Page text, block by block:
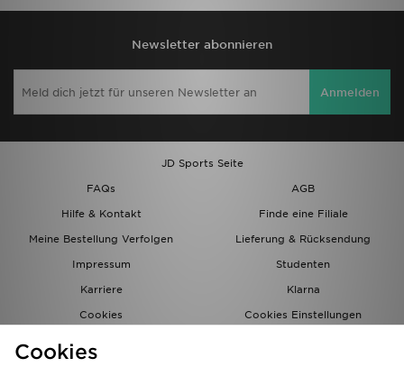
Newsletter abonnieren
Anmelden
JD Sports Seite
FAQs
AGB
Hilfe & Kontakt
Finde eine Filiale
Meine Bestellung Verfolgen
Lieferung & Rücksendung
Impressum
Studenten
Karriere
Klarna
Cookies
Cookies Einstellungen
Geschenkgutschein
Blog
Cookies